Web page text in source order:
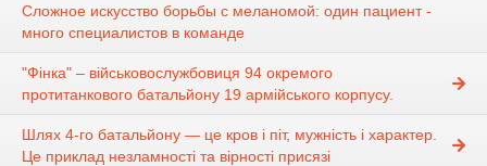
Сложное искусство борьбы с меланомой: один пациент -
много специалистов в команде
"Фінка" – військовослужбовиця 94 окремого
протитанкового батальйону 19 армійського корпусу.
Шлях 4-го батальйону — це кров і піт, мужність і характер.
Це приклад незламності та вірності присязі